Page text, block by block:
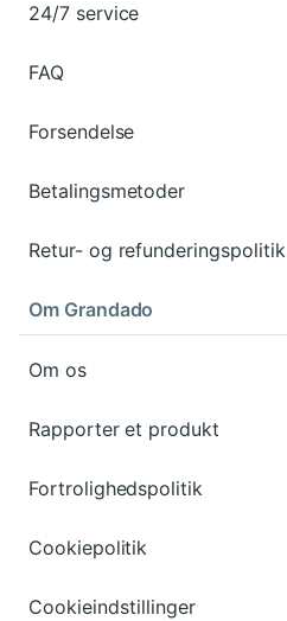
24/7 service
FAQ
Forsendelse
Betalingsmetoder
Retur- og refunderingspolitik
Om Grandado
Om os
Rapporter et produkt
Fortrolighedspolitik
Cookiepolitik
Cookieindstillinger